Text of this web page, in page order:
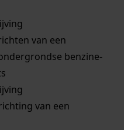
van een
benzine-
van een